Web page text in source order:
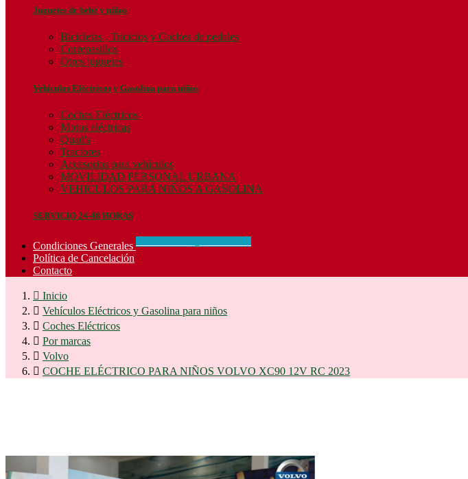
Juguetes de bebé y niños
Bicicletas , Triciclos y Coches de pedales
Correpasillos
Otros juguetes
Vehículos Eléctricos y Gasolina para niños
Coches Eléctricos
Motos eléctricas
Quad's
Tractores
Accesorios para vehículos
MOVILIDAD PERSONAL URBANA
VEHICULOS PARA NIÑOS A GASOLINA
SERVICIO 24-48 HORAS
Condiciones Generales
Política de Cancelación
Contacto
 Inicio
 Vehículos Eléctricos y Gasolina para niños
 Coches Eléctricos
 Por marcas
 Volvo
 COCHE ELÉCTRICO PARA NIÑOS VOLVO XC90 12V RC 2023